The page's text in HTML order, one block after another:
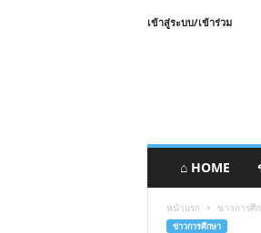
เข้าสู่ระบบ/เข้าร่วม
⌂ HOME
หน้าแรก ข่าวการศึ
ข่าวการศึกษา